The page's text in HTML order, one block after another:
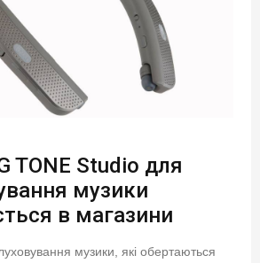
TONE Studio для
музики
в магазини
музики, які обертаються